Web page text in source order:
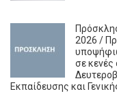
2026 /
σε κενές
Εκπαίδευσης και